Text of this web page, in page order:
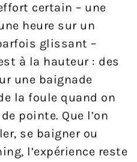
certain – une
heure sur un
glissant –
à la hauteur : des
une baignade
la foule quand on
pointe. Que l’on
se baigner ou
l’expérience reste